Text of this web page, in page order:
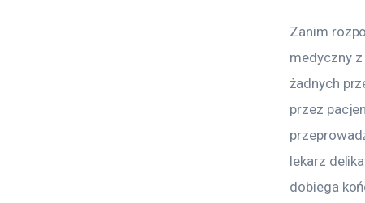
Zanim
medyczny
żadnych
przez
lekarz
dobiega